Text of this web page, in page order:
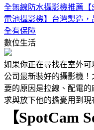
全無線防水攝影機推薦【
電池攝影機】台灣製造
全有保障
數位生活
如果你正在尋找在室外
公司最新裝好的攝影機
要的原因是拉線、配電
求與放下他的擔憂用到
【SpotCam